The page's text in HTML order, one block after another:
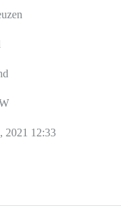
2021 12:33